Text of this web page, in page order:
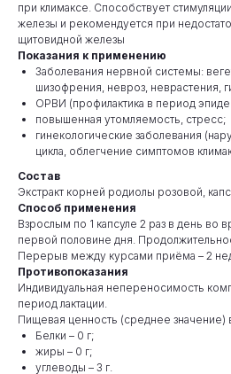
при климаксе. Способствует
железы и рекомендуется при
щитовидной железы
Показания к применению
Заболевания нервной системы:
шизофрения, невроз, неврастения,
ОРВИ (профилактика в период
повышенная утомляемость, стресс;
гинекологические заболевания
цикла, облегчение симптомов
Состав
Экстракт корней родиолы розовой,
Способ применения
Взрослым по 1 капсуле 2 раз в день во
первой половине дня.
Перерыв между курсами приёма – 2
Противопоказания
Индивидуальная непереносимость
период лактации.
Пищевая ценность (среднее значение)
Белки – 0 г;
жиры – 0 г;
углеводы – 3 г.